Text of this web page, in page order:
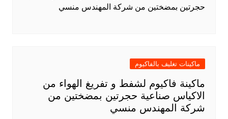
حجرتين بمضختين من شركة المهندس منسي
ماكينات تغليف بالفاكيوم
ماكينة فاكيوم لشفط و تفريغ الهواء من
الاكياس صناعية حجرتين بمضختين من
شركة المهندس منسي